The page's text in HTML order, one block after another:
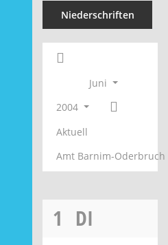
Niederschriften
Juni
2004
Aktuell
Amt Barnim-Oderbruch
1 DI